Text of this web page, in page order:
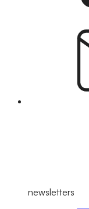
newsletters